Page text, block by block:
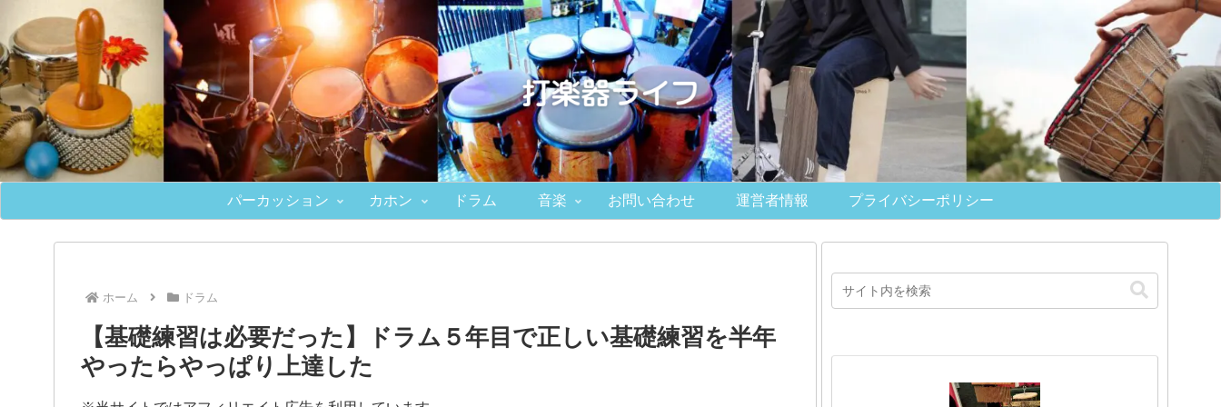
パーカッション カホン ドラム 音楽 お問い合わせ 運営者情報 プライバシーポリシー
ホーム ドラム
【基礎練習は必要だった】ドラム５年目で正しい基礎練習を半年
やったらやっぱり上達した